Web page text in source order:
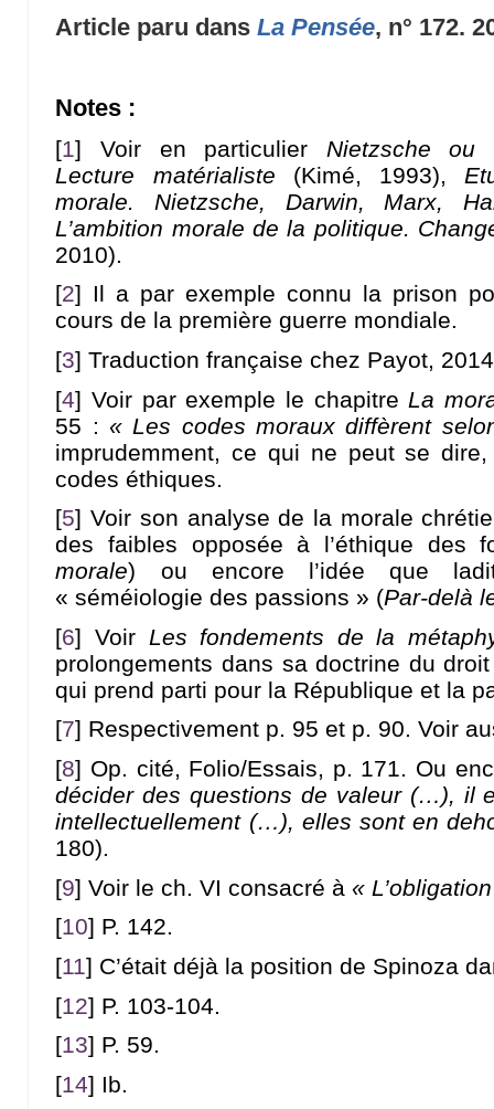
Article paru dansLa Pensée, n° 172.
Notes :
[1]Voir en particulier Nietzsche ou
Lecture matérialiste (Kimé, 1993),
morale. Nietzsche, Darwin, Marx,
L’ambition morale de la politique.
2010).
[2] Il a par exemple connu la prison
cours de la première guerre mondiale.
[3]Traduction française chez Payot,
[4]Voir par exemple le chapitre La
55 :« Les codes moraux diffèrent
imprudemment, ce qui ne peut se
codes éthiques.
[5]Voir son analyse de la morale
des faibles opposée à l’éthique des
morale) ou encore l’idée que
« séméiologie des passions » (Par-delà
[6]Voir Les fondements de la
prolongements dans sa doctrine du
qui prend parti pour la République et la
[7] Respectivement p. 95 et p. 90. Voir
[8] Op. cité, Folio/Essais, p. 171. Ou
décider des questions de valeur (…), il
intellectuellement (…), elles sont en
180).
[9]Voir le ch. VI consacré à«
[10] P. 142.
[11] C’était déjà la position de Spinoza
[12] P. 103-104.
[13] P. 59.
[14] Ib.